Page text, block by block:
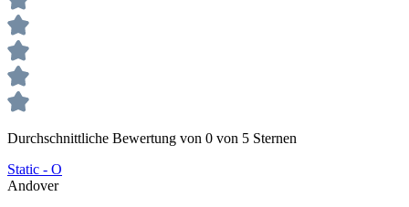
Durchschnittliche Bewertung von 0 von 5 Sternen
Static - O
Andover